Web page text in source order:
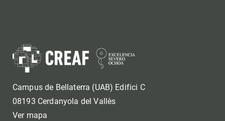
Campus de Bellaterra (UAB) Edifici C
08193 Cerdanyola del Vallès
Ver mapa